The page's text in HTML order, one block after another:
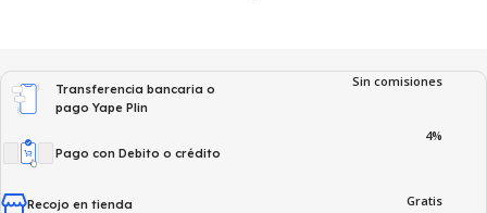
Transferencia bancaria o
pago Yape Plin
Sin comisiones
Pago con Debito o crédito
4%
Recojo en tienda Gratis